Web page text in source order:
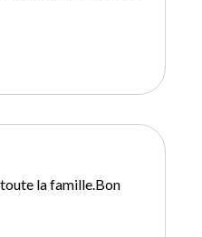
la famille.Bon